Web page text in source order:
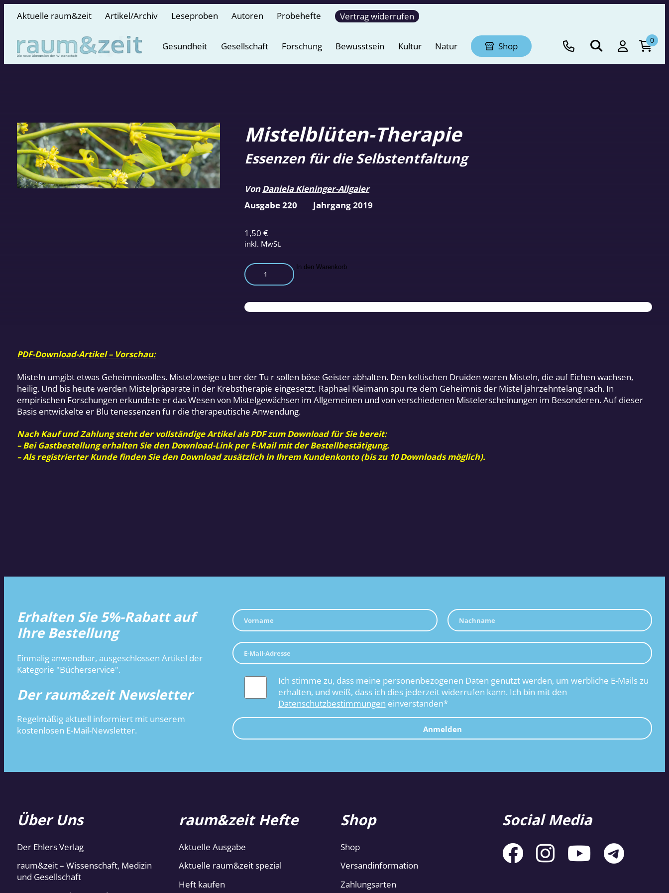
Aktuelle raum&zeit Artikel/Archiv Leseproben Autoren Probehefte Vertrag widerrufen
Gesundheit Gesellschaft Forschung Bewusstsein Kultur Natur Shop
0
Mistelblüten-Therapie
1,50 €
inkl. MwSt.
Essenzen für die Selbstentfaltung
VonDaniela Kieninger-Allgaier
Mistelblüten-
Therapie
In den Warenkorb
Ausgabe 220 Jahrgang 2019
PDF-Download-Artikel – Vorschau:
Misteln umgibt etwas Geheimnisvolles. Mistelzweige u ber der Tu r sollen böse Geister abhalten. Den keltischen Druiden waren Misteln, die auf Eichen wachsen,
heilig. Und bis heute werden Mistelpräparate in der Krebstherapie eingesetzt. Raphael Kleimann spu rte dem Geheimnis der Mistel jahrzehntelang nach. In
empirischen Forschungen erkundete er das Wesen von Mistelgewächsen im Allgemeinen und von verschiedenen Mistelerscheinungen im Besonderen. Auf dieser
Basis entwickelte er Blu tenessenzen fu r die therapeutische Anwendung.
Nach Kauf und Zahlung steht der vollständige Artikel als PDF zum Download für Sie bereit:
– Bei Gastbestellung erhalten Sie den Download-Link per E-Mail mit der Bestellbestätigung.
– Als registrierter Kunde finden Sie den Download zusätzlich in Ihrem Kundenkonto (bis zu 10 Downloads möglich).
Erhalten Sie 5%-Rabatt auf
Ihre Bestellung
Einmalig anwendbar, ausgeschlossen Artikel der
Kategorie "Bücherservice".
Der raum&zeit Newsletter
Regelmäßig aktuell informiert mit unserem
kostenlosen E-Mail-Newsletter.
Ich stimme zu, dass meine personenbezogenen Daten genutzt werden, um werbliche E-Mails zu
erhalten, und weiß, dass ich dies jederzeit widerrufen kann. Ich bin mit den
Datenschutzbestimmungen einverstanden*
Anmelden
Über Uns
Der Ehlers Verlag
raum&zeit – Wissenschaft, Medizin
und Gesellschaft
raum&zeit Hefte
Aktuelle Ausgabe
Aktuelle raum&zeit spezial
Heft kaufen
Shop
Shop
Versandinformation
Zahlungsarten
Social Media